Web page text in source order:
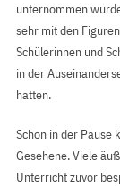
unternommen
sehr mit den
Schülerinnen und
in der
hatten.
Schon in der Pause
Gesehene. Viele
Unterricht zuvor